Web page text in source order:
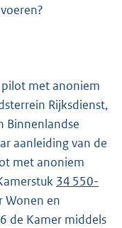
met anoniem
Rijksdienst,
Binnenlandse
aanleiding van de
met anoniem
34 550-
Wonen en
de Kamer middels